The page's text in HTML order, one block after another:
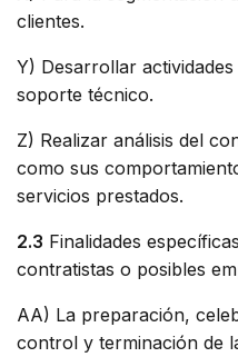
clientes.
Y) Desarrollar
soporte técnico.
Z) Realizar análisis del
como sus
servicios prestados.
2.3 Finalidades
contratistas o posibles
AA) La preparación,
control y terminación de